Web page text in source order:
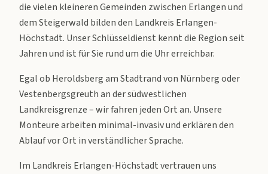
die vielen kleineren Gemeinden zwischen Erlangen und
dem Steigerwald bilden den Landkreis Erlangen-
Höchstadt. Unser Schlüsseldienst kennt die Region seit
Jahren und ist für Sie rund um die Uhr erreichbar.
Egal ob Heroldsberg am Stadtrand von Nürnberg oder
Vestenbergsgreuth an der südwestlichen
Landkreisgrenze – wir fahren jeden Ort an. Unsere
Monteure arbeiten minimal-invasiv und erklären den
Ablauf vor Ort in verständlicher Sprache.
Im Landkreis Erlangen-Höchstadt vertrauen uns